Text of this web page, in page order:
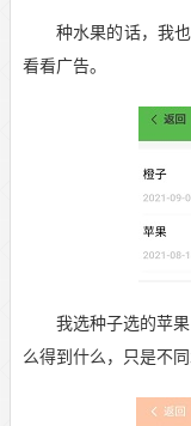
种水果的话，我
看看广告。
我选种子选的苹
么得到什么，只是不